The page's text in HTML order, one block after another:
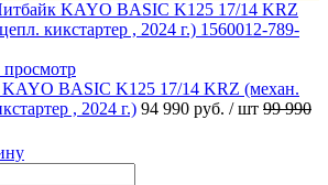
BASIC K125 17/14 KRZ (механ.
, 2024 г.) 94 990 руб. / шт 99 990